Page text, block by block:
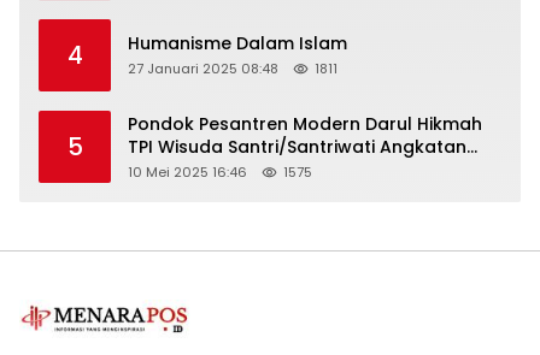
4 Humanisme Dalam Islam
27 Januari 2025 08:48 1811
5
Pondok Pesantren Modern Darul Hikmah
TPI Wisuda Santri/Santriwati Angkatan
XXXIII
10 Mei 2025 16:46 1575